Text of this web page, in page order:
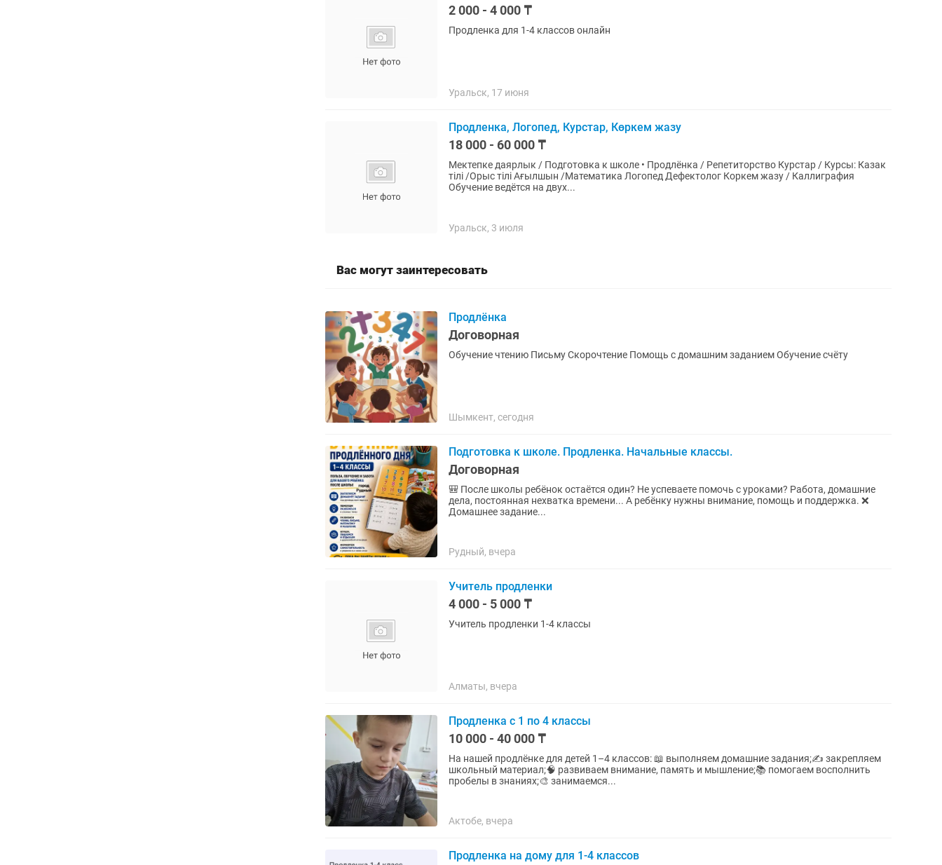
2 000 - 4 000 ₸
Продленка для 1-4 классов онлайн
Уральск, 17 июня
Продленка, Логопед, Курстар, Көркем жазу
18 000 - 60 000 ₸
Мектепке даярлык / Подготовка к школе • Продлёнка / Репетиторство Курстар / Курсы: Казак
тілі /Орыс тілі Ағылшын /Математика Логопед Дефектолог Коркем жазу / Каллиграфия
Обучение ведётся на двух...
Уральск, 3 июля
Вас могут заинтересовать
Продлёнка
Договорная
Обучение чтению Письму Скорочтение Помощь с домашним заданием Обучение счёту
Шымкент, сегодня
Подготовка к школе. Продленка. Начальные классы.
Договорная
🎒 После школы ребёнок остаётся один? Не успеваете помочь с уроками? Работа, домашние
дела, постоянная нехватка времени... А ребёнку нужны внимание, помощь и поддержка. ❌
Домашнее задание...
Рудный, вчера
Учитель продленки
4 000 - 5 000 ₸
Учитель продленки 1-4 классы
Алматы, вчера
Продленка с 1 по 4 классы
10 000 - 40 000 ₸
На нашей продлёнке для детей 1–4 классов: 📖 выполняем домашние задания;✍️ закрепляем
школьный материал;🧠 развиваем внимание, память и мышление;📚 помогаем восполнить
пробелы в знаниях;🎨 занимаемся...
Актобе, вчера
Продленка на дому для 1-4 классов